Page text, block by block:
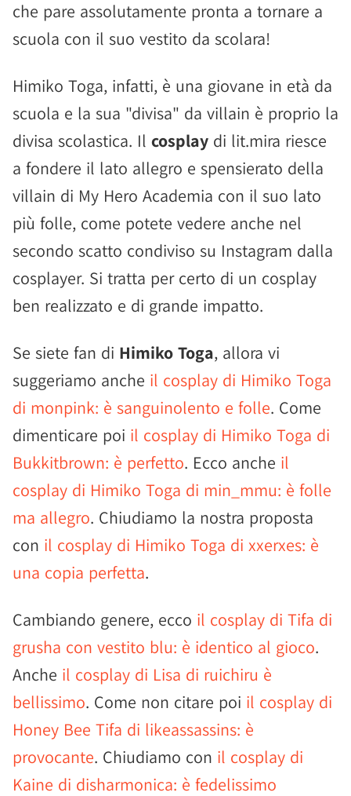
che pare assolutamente pronta a tornare a
scuola con il suo vestito da scolara!
Himiko Toga, infatti, è una giovane in età da
scuola e la sua "divisa" da villain è proprio la
divisa scolastica. Il cosplay di lit.mira riesce
a fondere il lato allegro e spensierato della
villain di My Hero Academia con il suo lato
più folle, come potete vedere anche nel
secondo scatto condiviso su Instagram dalla
cosplayer. Si tratta per certo di un cosplay
ben realizzato e di grande impatto.
Se siete fan di Himiko Toga, allora vi
suggeriamo anche il cosplay di Himiko Toga
di monpink: è sanguinolento e folle. Come
dimenticare poi il cosplay di Himiko Toga di
Bukkitbrown: è perfetto. Ecco anche il
cosplay di Himiko Toga di min_mmu: è folle
ma allegro. Chiudiamo la nostra proposta
con il cosplay di Himiko Toga di xxerxes: è
una copia perfetta.
Cambiando genere, ecco il cosplay di Tifa di
grusha con vestito blu: è identico al gioco.
Anche il cosplay di Lisa di ruichiru è
bellissimo. Come non citare poi il cosplay di
Honey Bee Tifa di likeassassins: è
provocante. Chiudiamo con il cosplay di
Kaine di disharmonica: è fedelissimo